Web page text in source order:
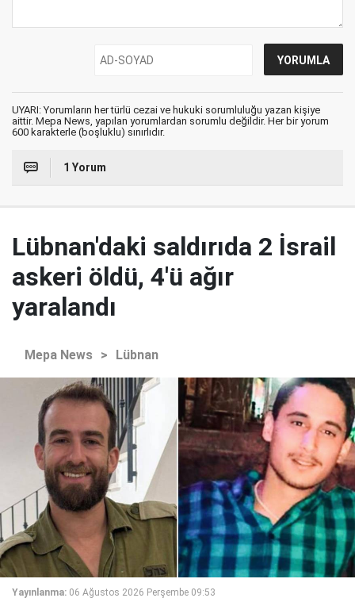
UYARI: Yorumların her türlü cezai ve hukuki sorumluluğu yazan kişiye
aittir. Mepa News, yapılan yorumlardan sorumlu değildir. Her bir yorum
600 karakterle (boşluklu) sınırlıdır.
1 Yorum
Lübnan'daki saldırıda 2 İsrail
askeri öldü, 4'ü ağır
yaralandı
Mepa News > Lübnan
Yayınlanma: 06 Ağustos 2026 Perşembe 09:53